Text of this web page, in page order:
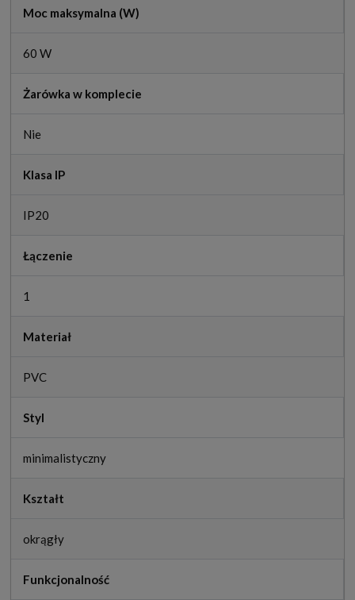
Moc maksymalna (W)
60 W
Żarówka w komplecie
Nie
Klasa IP
IP20
Łączenie
1
Materiał
PVC
Styl
minimalistyczny
Kształt
okrągły
Funkcjonalność